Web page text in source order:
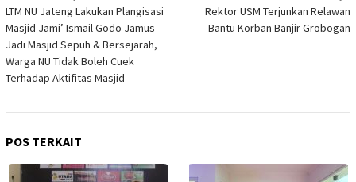
pos
LTM NU Jateng Lakukan Plangisasi
Masjid Jami’ Ismail Godo Jamus
Jadi Masjid Sepuh & Bersejarah,
Warga NU Tidak Boleh Cuek
Terhadap Aktifitas Masjid
Rektor USM Terjunkan Relawan
Bantu Korban Banjir Grobogan
POS TERKAIT